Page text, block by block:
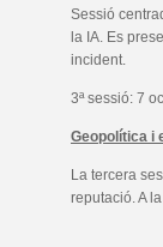
Sessió
la IA. Es
incident.
3ª sessió: 7
Geopolítica i
La tercera
reputació. A